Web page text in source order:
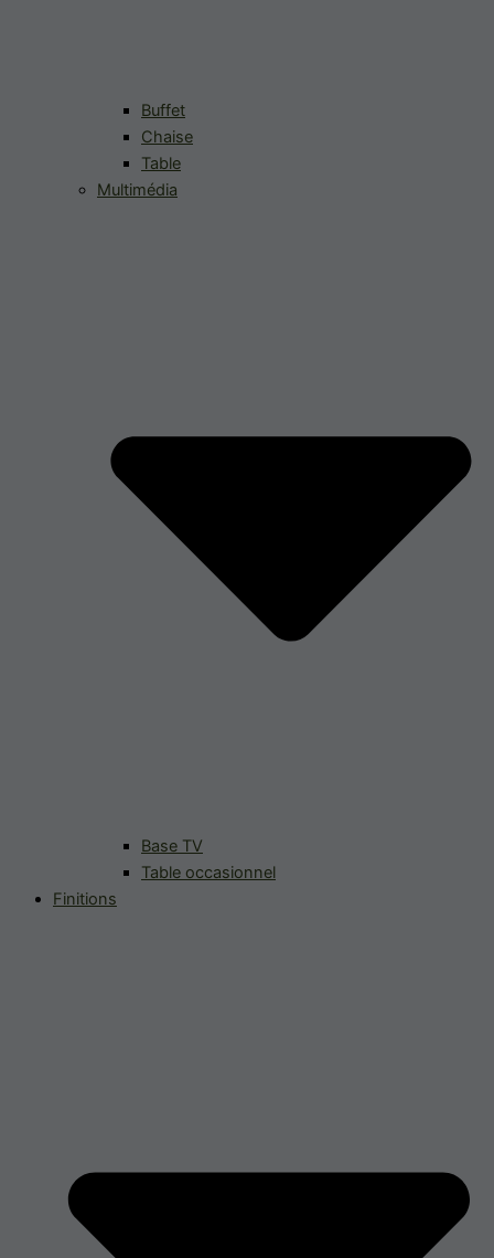
Buffet
Chaise
Table
Multimédia
Base TV
Table occasionnel
Finitions